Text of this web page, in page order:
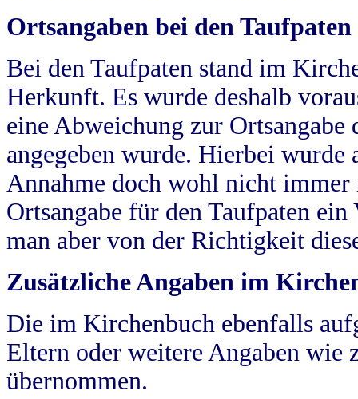
Ortsangaben bei den Taufpaten
Bei den Taufpaten stand im
Herkunft. Es wurde deshalb
eine Abweichung zur
angegeben wurde. Hierbei wurde
Annahme doch wohl nicht
Ortsangabe für den Taufpaten
man aber von der Richtigkeit
Zusätzliche Angaben im
Die im Kirchenbuch ebenfalls
Eltern oder weitere Angaben wie
übernommen.